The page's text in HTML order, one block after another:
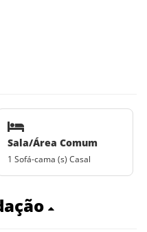
Sala/Área Comum
1 Sofá-cama (s) Casal